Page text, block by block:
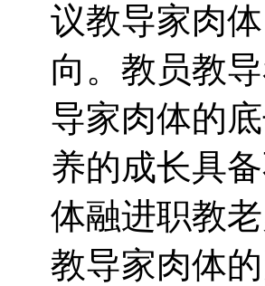
议教导家肉
向。教员教
导家肉体的
养的成长具
体融进职教
教导家肉体